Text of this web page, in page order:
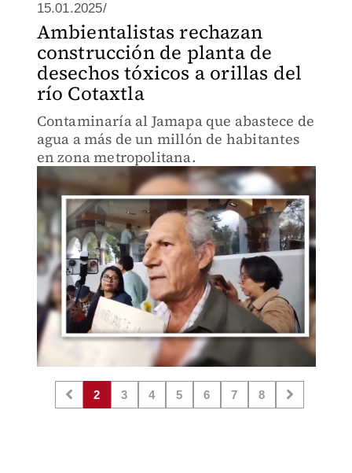
15.01.2025/
Ambientalistas rechazan
construcción de planta de
desechos tóxicos a orillas del
río Cotaxtla
Contaminaría al Jamapa que abastece de
agua a más de un millón de habitantes
en zona metropolitana.
2 3 4 5 6 7 8